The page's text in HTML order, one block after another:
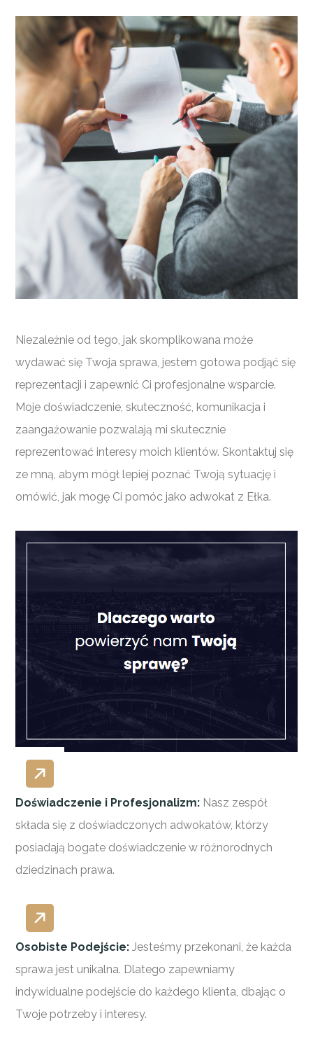
Niezależnie od tego, jak skomplikowana może
wydawać się Twoja sprawa, jestem gotowa podjąć się
reprezentacji i zapewnić Ci profesjonalne wsparcie.
Moje doświadczenie, skuteczność, komunikacja i
zaangażowanie pozwalają mi skutecznie
reprezentować interesy moich klientów. Skontaktuj się
ze mną, abym mógł lepiej poznać Twoją sytuację i
omówić, jak mogę Ci pomóc jako adwokat z Ełka.
Doświadczenie i Profesjonalizm: Nasz zespół
składa się z doświadczonych adwokatów, którzy
posiadają bogate doświadczenie w różnorodnych
dziedzinach prawa.
Osobiste Podejście: Jesteśmy przekonani, że każda
sprawa jest unikalna. Dlatego zapewniamy
indywidualne podejście do każdego klienta, dbając o
Twoje potrzeby i interesy.